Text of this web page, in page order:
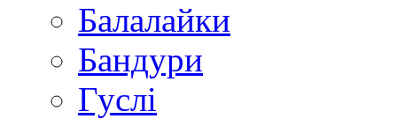
Балалайки
Бандури
Гуслі